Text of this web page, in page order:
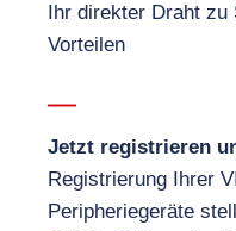
Ihr direkter Draht zu
Vorteilen
Jetzt registrieren
Registrierung Ihrer
Peripheriegeräte